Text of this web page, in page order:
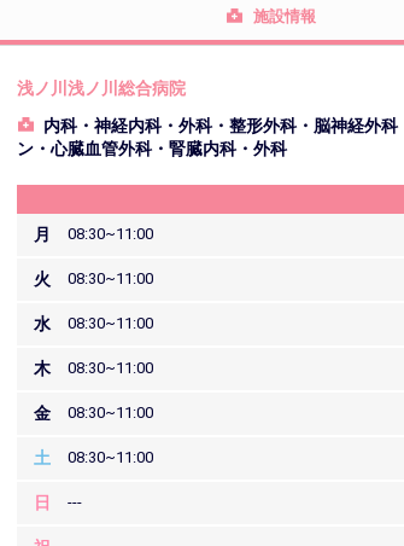
施設情報
浅ノ川浅ノ川総合病院
内科・神経内科・外科・整形外科・脳神経外
ン・心臓血管外科・腎臓内科・外科
月 08:30~11:00
火 08:30~11:00
水 08:30~11:00
木 08:30~11:00
金 08:30~11:00
土 08:30~11:00
日 ---